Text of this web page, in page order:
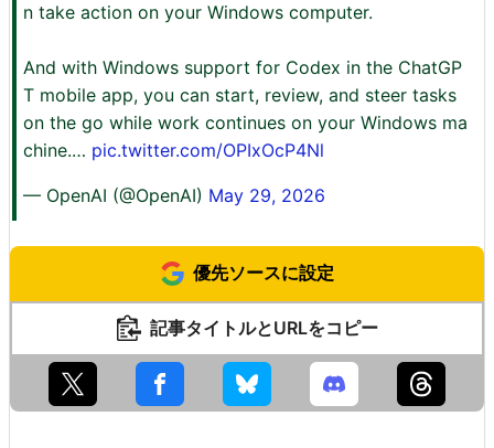
n take action on your Windows computer.
And with Windows support for Codex in the ChatGP
T mobile app, you can start, review, and steer tasks
on the go while work continues on your Windows ma
chine.… pic.twitter.com/OPIxOcP4Nl
— OpenAI (@OpenAI) May 29, 2026
優先ソースに設定
記事タイトルとURLをコピー